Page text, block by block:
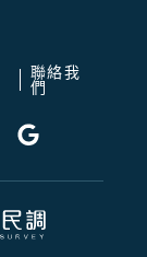
聯絡我
們